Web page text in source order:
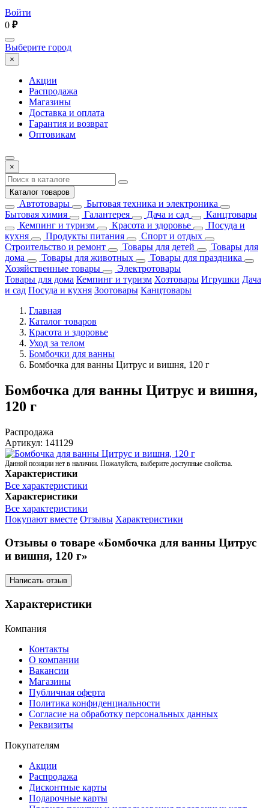
Войти
0 ₽
Выберите город
×
Акции
Распродажа
Магазины
Доставка и оплата
Гарантия и возврат
Оптовикам
×
Каталог товаров
Автотовары
Бытовая техника и электроника
Бытовая химия
Галантерея Дача и сад
Канцтовары
Кемпинг и туризм
Красота и здоровье
Посуда и
кухня
Продукты питания
Спорт и отдых
Строительство и ремонт
Товары для детей
Товары для
дома
Товары для животных
Товары для праздника
Хозяйственные товары
Электротовары
Товары для дома Кемпинг и туризм Хозтовары Игрушки Дача
и сад Посуда и кухня Зоотовары Канцтовары
Главная
Каталог товаров
Красота и здоровье
Уход за телом
Бомбочки для ванны
Бомбочка для ванны Цитрус и вишня, 120 г
Бомбочка для ванны Цитрус и вишня,
120 г
Распродажа
Артикул: 141129
Данной позиции нет в наличии. Пожалуйста, выберите доступные свойства.
Характеристики
Все характеристики
Характеристики
Все характеристики
Покупают вместе Отзывы Характеристики
Отзывы о товаре «Бомбочка для ванны Цитрус
и вишня, 120 г»
Написать отзыв
Характеристики
Компания
Контакты
О компании
Вакансии
Магазины
Публичная оферта
Политика конфиденциальности
Согласие на обработку персональных данных
Реквизиты
Покупателям
Акции
Распродажа
Дисконтные карты
Подарочные карты